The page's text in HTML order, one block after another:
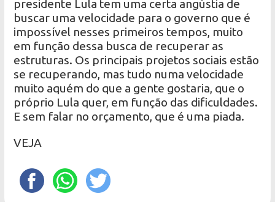
presidente Lula tem uma certa angústia de
buscar uma velocidade para o governo que é
impossível nesses primeiros tempos, muito
em função dessa busca de recuperar as
estruturas. Os principais projetos sociais estão
se recuperando, mas tudo numa velocidade
muito aquém do que a gente gostaria, que o
próprio Lula quer, em função das dificuldades.
E sem falar no orçamento, que é uma piada.
VEJA